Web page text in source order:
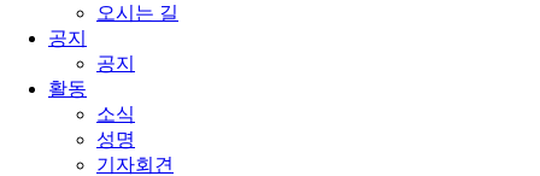
오시는 길
공지
공지
활동
소식
성명
기자회견